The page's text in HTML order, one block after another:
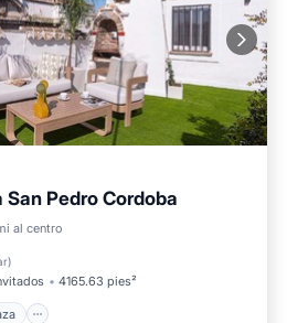
Pedro Cordoba
al centro
)
4165.63 pies²
Terraza